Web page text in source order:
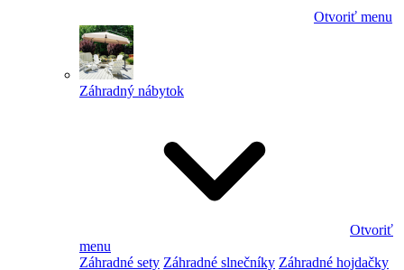
Otvoriť menu
Záhradný nábytok
Otvoriť
menu
Záhradné sety Záhradné slnečníky Záhradné hojdačky